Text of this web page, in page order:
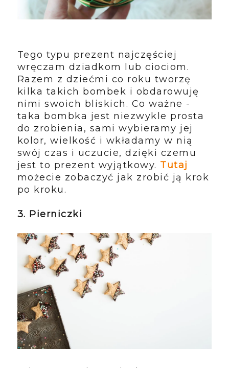
Tego typu prezent najczęściej
wręczam dziadkom lub ciociom.
Razem z dziećmi co roku tworzę
kilka takich bombek i obdarowuję
nimi swoich bliskich. Co ważne -
taka bombka jest niezwykle prosta
do zrobienia, sami wybieramy jej
kolor, wielkość i wkładamy w nią
swój czas i uczucie, dzięki czemu
jest to prezent wyjątkowy. Tutaj
możecie zobaczyć jak zrobić ją krok
po kroku.
3. Pierniczki